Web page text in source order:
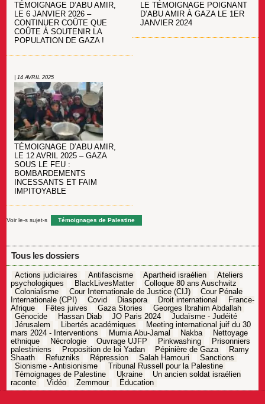
TÉMOIGNAGE D’ABU AMIR,
LE 6 JANVIER 2026 –
CONTINUER COÛTE QUE
COÛTE À SOUTENIR LA
POPULATION DE GAZA !
LE TÉMOIGNAGE POIGNANT
D’ABU AMIR À GAZA LE 1ER
JANVIER 2024
| 14 AVRIL 2025
TÉMOIGNAGE D’ABU AMIR,
LE 12 AVRIL 2025 – GAZA
SOUS LE FEU :
BOMBARDEMENTS
INCESSANTS ET FAIM
IMPITOYABLE
Voir le-s sujet-s Témoignages de Palestine
Tous les dossiers
Actions judiciaires Antifascisme Apartheid israélien
Ateliers
psychologiques
BlackLivesMatter
Colloque 80 ans Auschwitz
Colonialisme
Cour Internationale de Justice (CIJ)
Cour Pénale
Internationale (CPI)
Covid Diaspora Droit international
France-
Afrique
Fêtes juives Gaza Stories
Georges Ibrahim Abdallah
Génocide
Hassan Diab JO Paris 2024
Judaïsme - Judéité
Jérusalem
Libertés académiques
Meeting international juif du 30
mars 2024 - Interventions
Mumia Abu-Jamal Nakba
Nettoyage
ethnique
Nécrologie Ouvrage UJFP Pinkwashing
Prisonniers
palestiniens
Proposition de loi Yadan Pépinière de Gaza
Ramy
Shaath
Refuzniks Répression Salah Hamouri
Sanctions
Sionisme - Antisionisme
Tribunal Russell pour la Palestine
Témoignages de Palestine
Ukraine
Un ancien soldat israélien
raconte
Vidéo Zemmour Éducation
Navigation